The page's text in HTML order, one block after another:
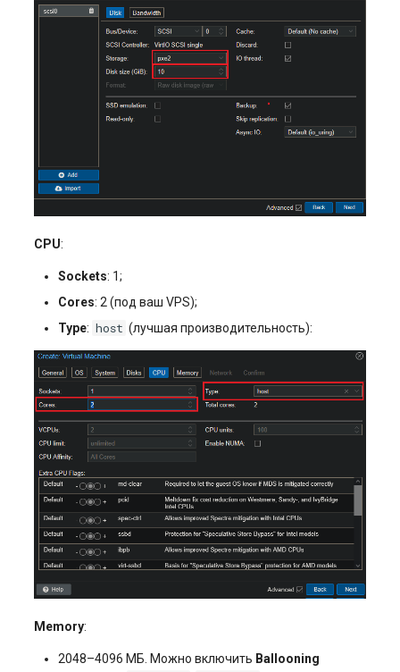
CPU:
Sockets: 1;
Cores: 2 (под ваш VPS);
Type: host (лучшая производительность):
Memory:
2048–4096 МБ. Можно включить Ballooning